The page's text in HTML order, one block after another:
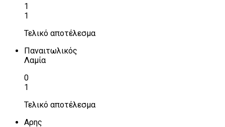
1
1
Τελικό αποτέλεσμα
Παναιτωλικός
Λαμία
0
1
Τελικό αποτέλεσμα
Αρης